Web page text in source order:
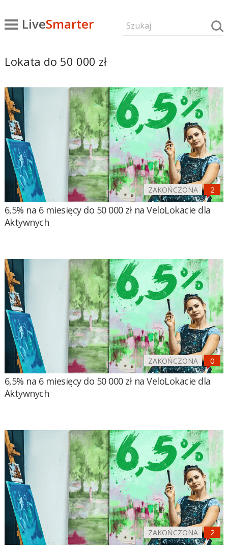
LiveSmarter
Lokata do 50 000 zł
ZAKOŃCZONA
6,5% na 6 miesięcy do 50 000 zł na VeloLokacie dla
Aktywnych
ZAKOŃCZONA
6,5% na 6 miesięcy do 50 000 zł na VeloLokacie dla
Aktywnych
ZAKOŃCZONA